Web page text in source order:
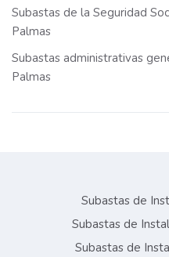
Subastas de la Seguridad
Palmas
Subastas administrativas
Palmas
Subastas de
Subastas de
Subastas de